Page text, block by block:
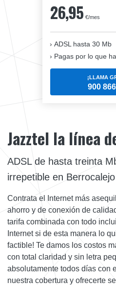
26,95 €/mes
ADSL hasta 30 Mb
Pagas por lo que
¡LLAMA
900
Jazztel la línea
ADSL de hasta treinta
irrepetible en Berrocalejo
Contrata el Internet más
ahorro y de conexión de
tarifa combinada con todo
Internet si de esta manera lo
factible! Te damos los costos
con total claridad y sin letra
absolutamente todos días con
nuestra cobertura y ofrecerte